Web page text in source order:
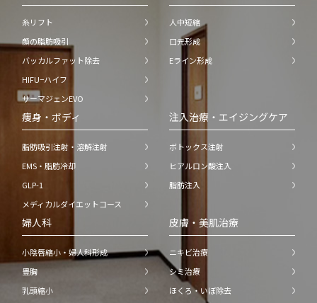
糸リフト
顔の脂肪吸引
バッカルファット除去
HIFU−ハイフ
サーマジェンEVO
人中短縮
口元形成
Eライン形成
痩身・ボディ
脂肪吸引注射・溶解注射
EMS・脂肪冷却
GLP-1
メディカルダイエットコース
注入治療・エイジングケア
ボトックス注射
ヒアルロン酸注入
脂肪注入
婦人科
小陰唇縮小・婦人科形成
豊胸
乳頭縮小
皮膚・美肌治療
ニキビ治療
シミ治療
ほくろ・いぼ除去